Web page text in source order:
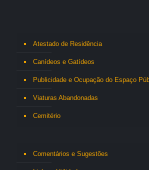
Atestado de Residência
Canídeos e Gatídeos
Publicidade e Ocupação do Espaço
Viaturas Abandonadas
Cemitério
Comentários e Sugestões